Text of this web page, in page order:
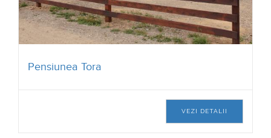
Pensiunea Tora
VEZI DETALII